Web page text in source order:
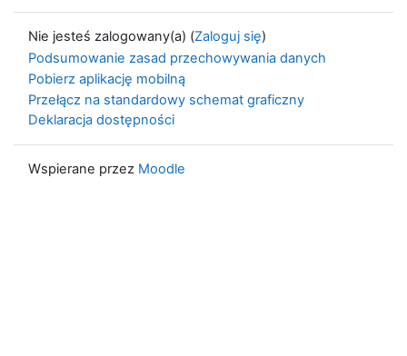
Nie jesteś zalogowany(a) (Zaloguj się)
Podsumowanie zasad przechowywania danych
Pobierz aplikację mobilną
Przełącz na standardowy schemat graficzny
Deklaracja dostępności
Wspierane przez Moodle